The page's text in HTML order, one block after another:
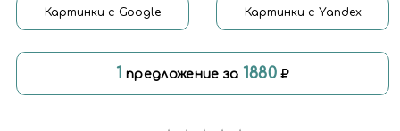
Картинки с Google
Картинки с Yandex
1 предложение за 1880